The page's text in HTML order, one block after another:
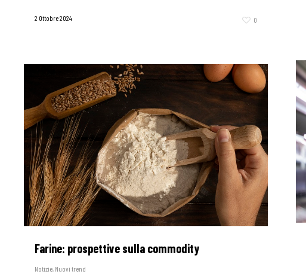
2 Ottobre 2024 0
Farine: prospettive sulla commodity
Notizie, Nuovi trend